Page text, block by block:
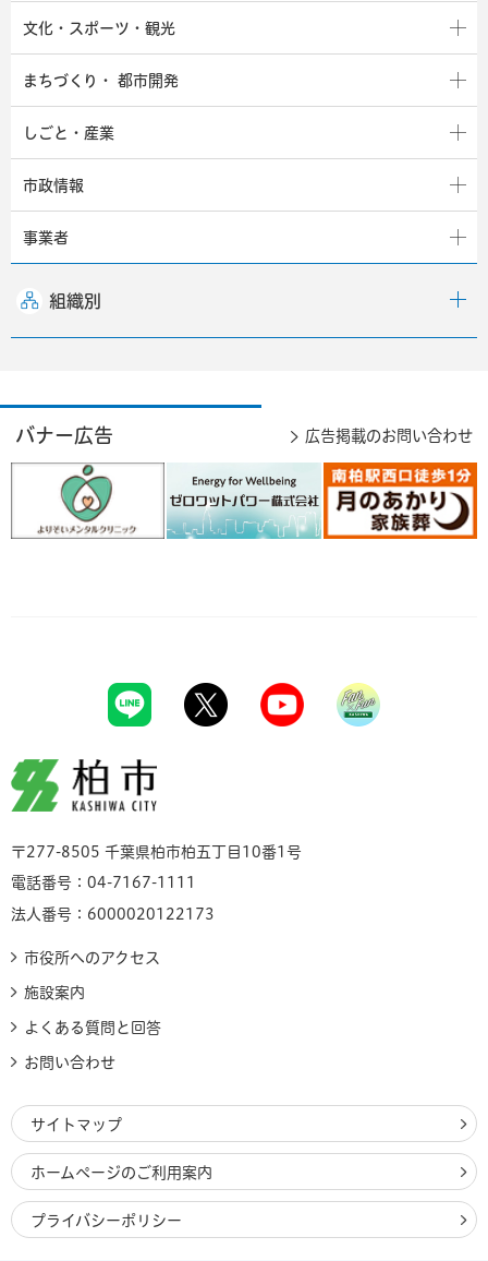
文化・スポーツ・観光
まちづくり・ 都市開発
しごと・産業
市政情報
事業者
組織別
バナー広告 広告掲載のお問い合わせ
柏市
〒277-8505 千葉県柏市柏五丁目10番1号
電話番号：04-7167-1111
法人番号：6000020122173
市役所へのアクセス
施設案内
よくある質問と回答
お問い合わせ
サイトマップ
ホームページのご利用案内
プライバシーポリシー